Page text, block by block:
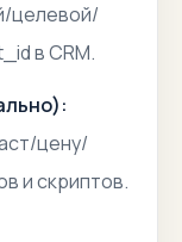
целевой/
в CRM.
цену/
и скриптов.